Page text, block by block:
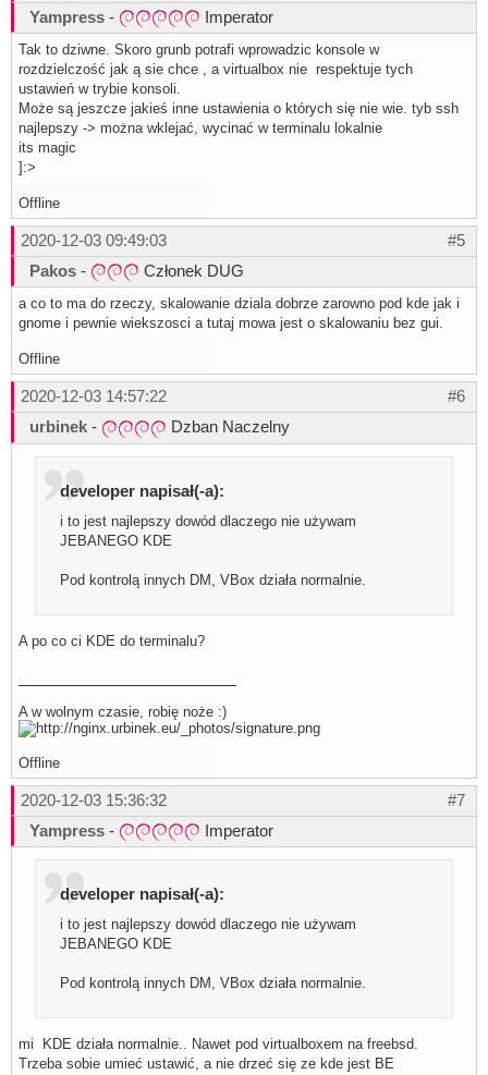
Yampress - Imperator
Tak to dziwne. Skoro grunb potrafi wprowadzic konsole w
rozdzielczość jak ą sie chce , a virtualbox nie respektuje tych
ustawień w trybie konsoli.
Może są jeszcze jakieś inne ustawienia o których się nie wie. tyb ssh
najlepszy -> można wklejać, wycinać w terminalu lokalnie
its magic
]:>
Offline
#5
2020-12-03 09:49:03
Pakos - Członek DUG
a co to ma do rzeczy, skalowanie dziala dobrze zarowno pod kde jak i
gnome i pewnie wiekszosci a tutaj mowa jest o skalowaniu bez gui.
Offline
#6
2020-12-03 14:57:22
urbinek - Dzban Naczelny
developer napisał(-a):
i to jest najlepszy dowód dlaczego nie używam
JEBANEGO KDE
Pod kontrolą innych DM, VBox działa normalnie.
A po co ci KDE do terminalu?
A w wolnym czasie, robię noże :)
Offline
#7
2020-12-03 15:36:32
Yampress - Imperator
developer napisał(-a):
i to jest najlepszy dowód dlaczego nie używam
JEBANEGO KDE
Pod kontrolą innych DM, VBox działa normalnie.
mi KDE działa normalnie.. Nawet pod virtualboxem na freebsd.
Trzeba sobie umieć ustawić, a nie drzeć się ze kde jest BE